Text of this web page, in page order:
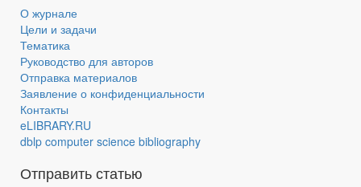
О журнале
Цели и задачи
Тематика
Руководство для авторов
Отправка материалов
Заявление о конфиденциальности
Контакты
eLIBRARY.RU
dblp computer science bibliography
Отправить статью